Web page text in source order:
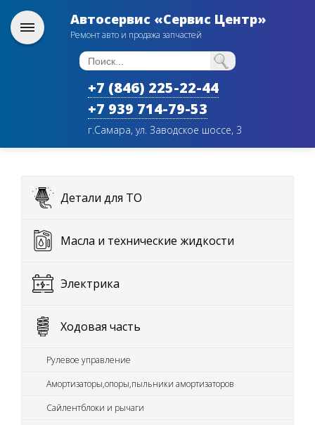
Автосервис «Сервис Центр»
Ремонт авто и продажа запчастей
+7 (846) 225-22-44
+7 939 714-79-53
г.Самара, ул. Заводское шоссе, 3
Детали для ТО
Масла и технические жидкости
Электрика
Ходовая часть
Рулевое управление
Амортизаторы,опоры,пыльники амортизаторов
Сайлентблоки и рычаги